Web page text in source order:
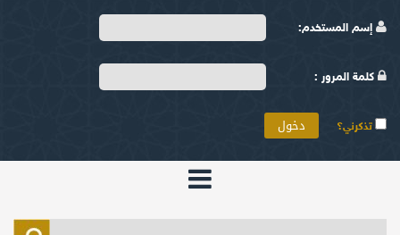
إسم المستخدم:
كلمة المرور :
تذكرني؟